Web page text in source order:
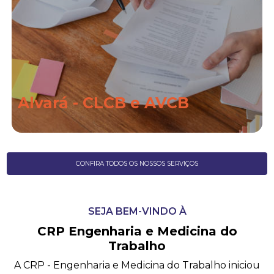
Alvará - CLCB e AVCB
Saiba Mais
CONFIRA TODOS OS NOSSOS SERVIÇOS
SEJA BEM-VINDO À
CRP Engenharia e Medicina do
Trabalho
A CRP - Engenharia e Medicina do Trabalho iniciou